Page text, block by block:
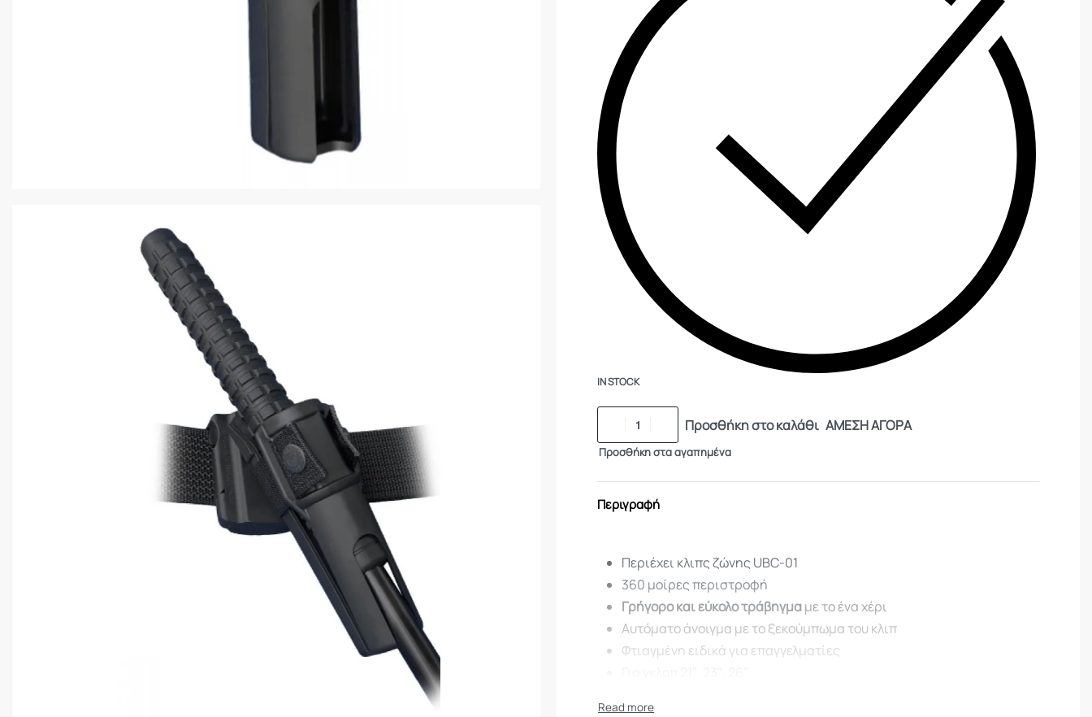
IN STOCK
Προσθήκη στο καλάθι ΑΜΕΣΗ ΑΓΟΡΑ
Προσθήκη στα αγαπημένα
Περιγραφή
Περιέχει κλιπς ζώνης UBC-01
360 μοίρες περιστροφή
Γρήγορο και εύκολο τράβηγμαμε το ένα χέρι
Αυτόματο άνοιγμα με το ξεκούμπωμα του κλιπ
Φτιαγμένη ειδικά για επαγγελματίες